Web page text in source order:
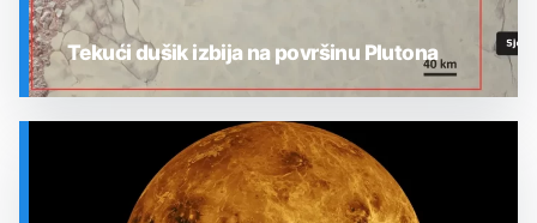
Tekući dušik izbija na površinu Plutona